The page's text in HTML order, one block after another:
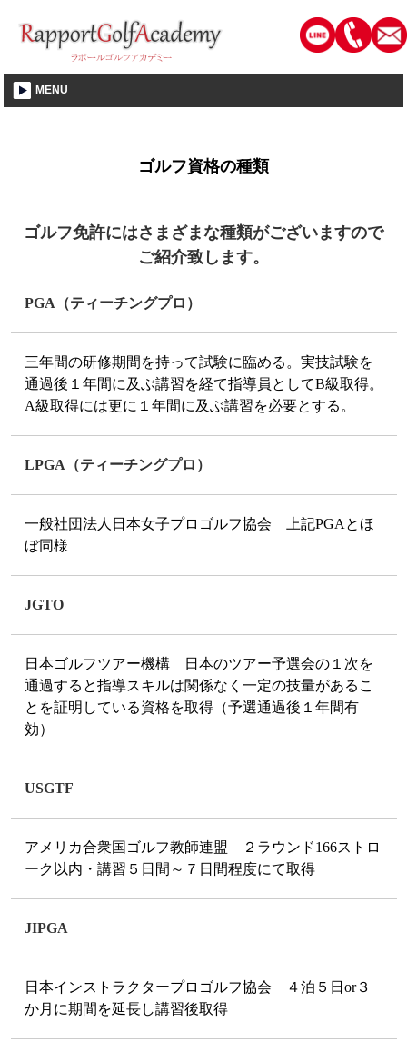
MENU
ゴルフ資格の種類
ゴルフ免許にはさまざまな種類がございますので
ご紹介致します。
PGA（ティーチングプロ）
三年間の研修期間を持って試験に臨める。実技試験を
通過後１年間に及ぶ講習を経て指導員としてB級取得。
A級取得には更に１年間に及ぶ講習を必要とする。
LPGA（ティーチングプロ）
一般社団法人日本女子プロゴルフ協会 上記PGAとほ
ぼ同様
JGTO
日本ゴルフツアー機構 日本のツアー予選会の１次を
通過すると指導スキルは関係なく一定の技量があるこ
とを証明している資格を取得（予選通過後１年間有
効）
USGTF
アメリカ合衆国ゴルフ教師連盟 ２ラウンド166ストロ
ーク以内・講習５日間～７日間程度にて取得
JIPGA
日本インストラクタープロゴルフ協会 ４泊５日or３
か月に期間を延長し講習後取得